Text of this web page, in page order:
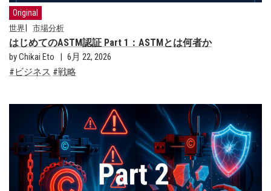
Original
世界 市場分析
はじめてのASTM認証 Part 1：ASTMとは何者か
by Chikai Eto
6月 22, 2026
ビジネス
戦略